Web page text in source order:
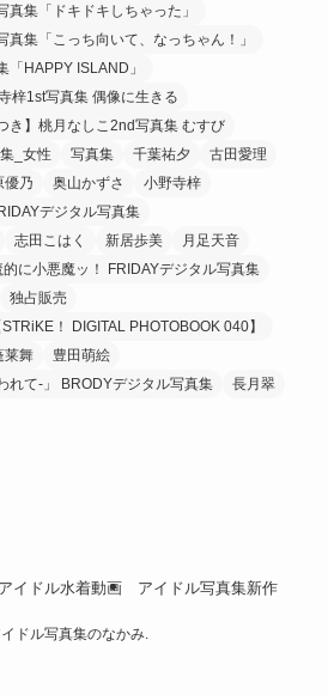
真集「ドキドキしちゃった」
真集「こっち向いて、なっちゃん！」
「HAPPY ISLAND」
梓1st写真集 偶像に生きる
き】桃月なしこ2nd写真集 むすび
_女性 写真集 千葉祐夕
古田愛理
優乃 奥山かずさ
小野寺梓
デジタル写真集
志田こはく 新居歩美
月足天音
に小悪魔ッ！ FRIDAYデジタル写真集
独占販売
！ DIGITAL PHOTOBOOK 040】
莱舞
豊田萌絵
れて-」 BRODYデジタル写真集
長月翠
アイドル水着動画 アイドル写真集新作
ドル写真集のなかみ.